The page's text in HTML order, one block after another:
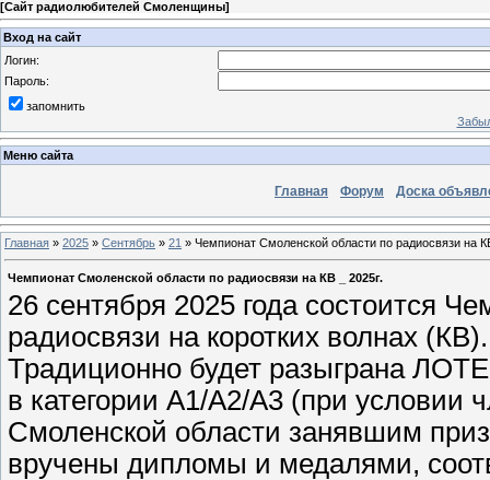
[Сайт радиолюбителей Смоленщины]
Вход на сайт
Логин:
Пароль:
запомнить
Меню сайта
Главная Форум Доска
Главная » 2025 » Сентябрь » 21 » Чемпионат Смоленской области по радиосвязи на
Чемпионат Смоленской области по радиосвязи на КВ _ 2025г.
26 сентября 2025 года состоится
радиосвязи на коротких волнах
Традиционно будет разыграна
в категории А1/А2/А3 (при
Смоленской области занявшим
вручены дипломы и медалями,